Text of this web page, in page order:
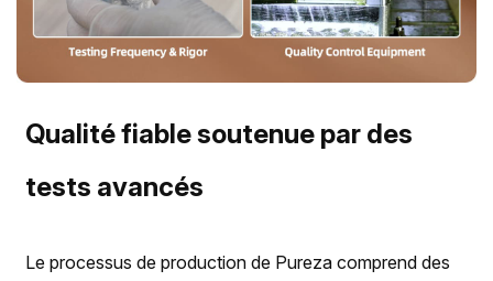
Qualité fiable soutenue par des
tests avancés
Le processus de production de Pureza comprend des